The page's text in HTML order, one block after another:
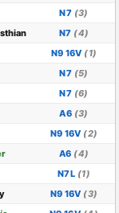
N7 (3)
N7 (4)
N9 16V (1)
N7 (5)
N7 (6)
A6 (3)
N9 16V (2)
A6 (4)
N7L (1)
N9 16V (3)